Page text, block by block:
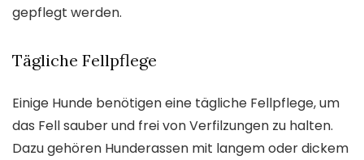
gepflegt werden.
Tägliche Fellpflege
Einige Hunde benötigen eine tägliche Fellpflege, um
das Fell sauber und frei von Verfilzungen zu halten.
Dazu gehören Hunderassen mit langem oder dickem